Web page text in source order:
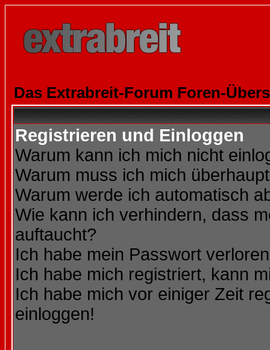
Das Extrabreit-Forum Foren-
Registrieren und Einloggen
Warum kann ich mich nicht
Warum muss ich mich
Warum werde ich automatisch
Wie kann ich verhindern, dass
auftaucht?
Ich habe mein Passwort
Ich habe mich registriert, kann
Ich habe mich vor einiger Zeit
einloggen!